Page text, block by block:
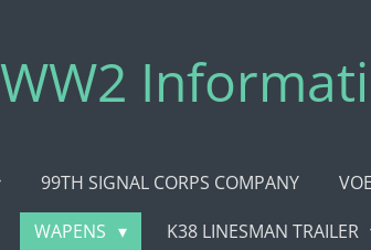
WW2
99TH SIGNAL CORPS COMPANY
WAPENS K38 LINESMAN TRAILER